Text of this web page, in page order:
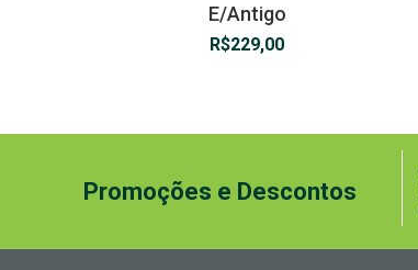
E/Antigo
R$229,00
Promoções e Descontos